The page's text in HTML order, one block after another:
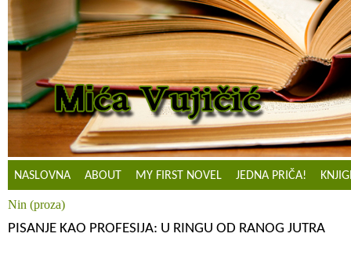
NASLOVNA ABOUT MY FIRST NOVEL JEDNA PRIČA!
Nin (proza)
PISANJE KAO PROFESIJA: U RINGU OD RANOG JUTRA